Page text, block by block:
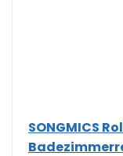
SONGMICS